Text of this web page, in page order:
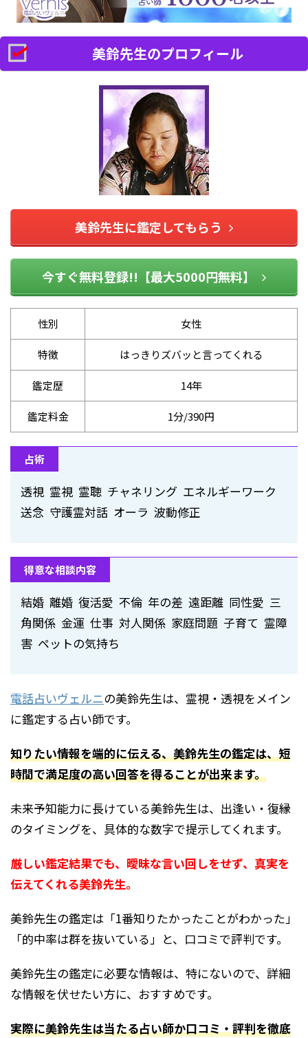
美鈴先生のプロフィール
美鈴先生に鑑定してもらう
今すぐ無料登録!!【最大5000円無料】
性別 女性
特徴 はっきりズバッと言ってくれる
鑑定歴 14年
鑑定料金 1分/390円
占術
透視 霊視 霊聴 チャネリング エネルギーワーク
送念 守護霊対話 オーラ 波動修正
得意な相談内容
結婚 離婚 復活愛 不倫 年の差 遠距離 同性愛 三
角関係 金運 仕事 対人関係 家庭問題 子育て 霊障
害 ペットの気持ち
電話占いヴェルニの美鈴先生は、霊視・透視をメイン
に鑑定する占い師です。
知りたい情報を端的に伝える、美鈴先生の鑑定は、短
時間で満足度の高い回答を得ることが出来ます。
未来予知能力に長けている美鈴先生は、出逢い・復縁
のタイミングを、具体的な数字で提示してくれます。
厳しい鑑定結果でも、曖昧な言い回しをせず、真実を
伝えてくれる美鈴先生。
美鈴先生の鑑定は「1番知りたかったことがわかった」
「的中率は群を抜いている」と、口コミで評判です。
美鈴先生の鑑定に必要な情報は、特にないので、詳細
な情報を伏せたい方に、おすすめです。
実際に美鈴先生は当たる占い師か口コミ・評判を徹底